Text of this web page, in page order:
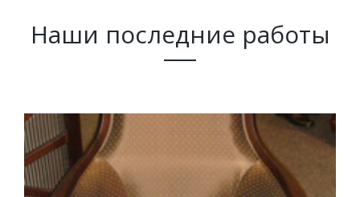
Наши последние работы